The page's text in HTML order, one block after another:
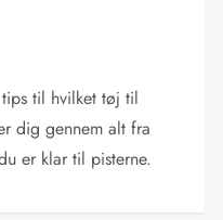
til hvilket tøj til
dig gennem alt fra
er klar til pisterne.